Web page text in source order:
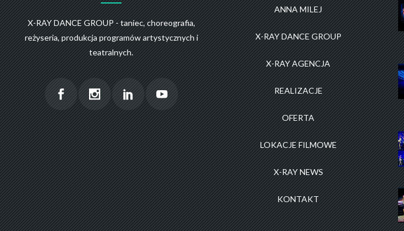
X-RAY DANCE GROUP - taniec, choreografia,
reżyseria, produkcja programów artystycznych i
teatralnych.
ANNA MILEJ
X-RAY DANCE GROUP
X-RAY AGENCJA
REALIZACJE
OFERTA
LOKACJE FILMOWE
X-RAY NEWS
KONTAKT